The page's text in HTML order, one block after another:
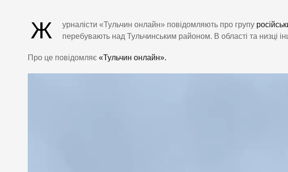
Ж урналісти «Тульчин онлайн» повідомляють про групу
перебувають над Тульчинським районом. В області та низці
Про це повідомляє «Тульчин онлайн».